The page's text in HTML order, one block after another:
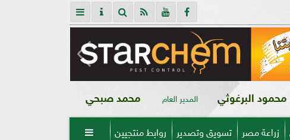
محمود البرغوثي المدير العام محمد صبحي
زراعة مصر تسويق وتصدير روابط منتجيين 